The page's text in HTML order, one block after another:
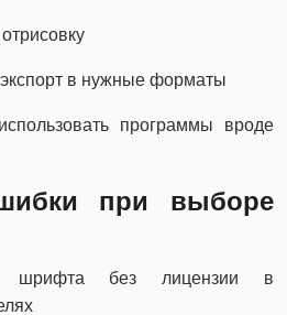
в нужные форматы
программы вроде
при выборе
шрифта без лицензии в